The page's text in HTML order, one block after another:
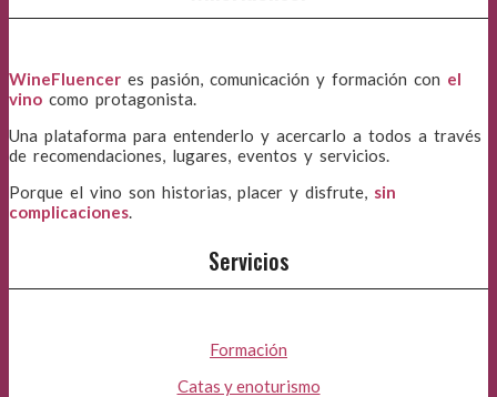
WineFluencer es pasión, comunicación y formación con el
vino como protagonista.
Una plataforma para entenderlo y acercarlo a todos a través
de recomendaciones, lugares, eventos y servicios.
Porque el vino son historias, placer y disfrute, sin
complicaciones.
Servicios
Formación
Catas y enoturismo